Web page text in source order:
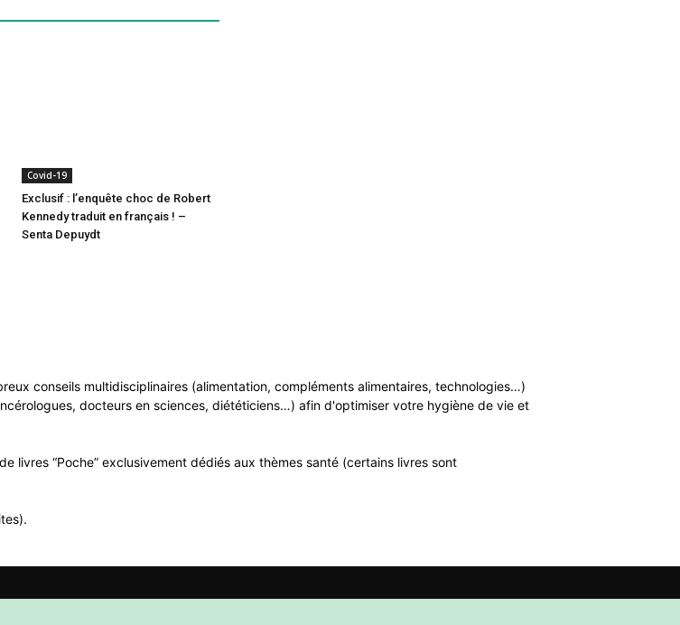
Covid-19
Exclusif : l’enquête choc de Robert
Kennedy traduit en français ! –
Senta Depuydt
conseils multidisciplinaires (alimentation, compléments alimentaires, technologies…)
docteurs en sciences, diététiciens…) afin d'optimiser votre hygiène de vie et
livres “Poche” exclusivement dédiés aux thèmes santé (certains livres sont